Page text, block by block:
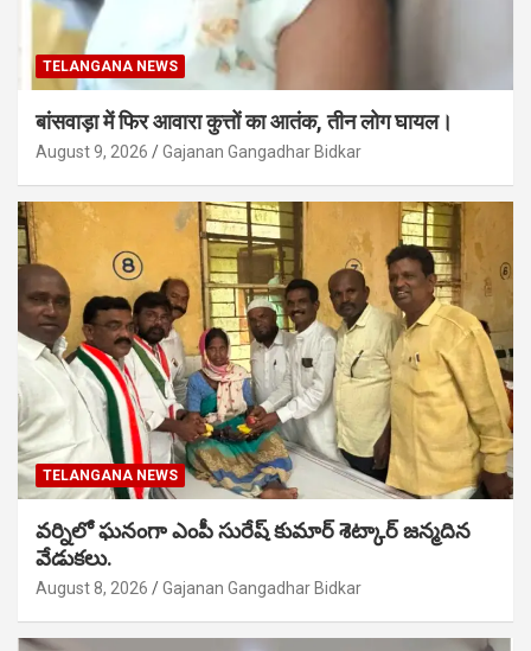
TELANGANA NEWS
बांसवाड़ा में फिर आवारा कुत्तों का आतंक, तीन लोग घायल।
August 9, 2026 Gajanan Gangadhar Bidkar
TELANGANA NEWS
వర్నిలో ఘనంగా ఎంపీ సురేష్ కుమార్ శెట్కార్ జన్మదిన
వేడుకలు.
August 8, 2026 Gajanan Gangadhar Bidkar